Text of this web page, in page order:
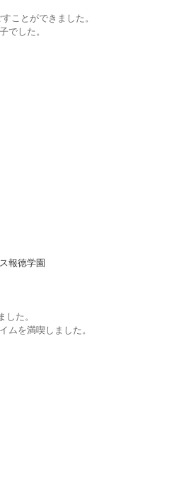
ことができました。
でした。
報徳学園
た。
ムを満喫しました。